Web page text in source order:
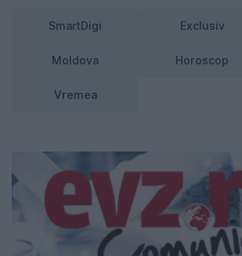
SmartDigi Exclusiv
Moldova Horoscop
Vremea